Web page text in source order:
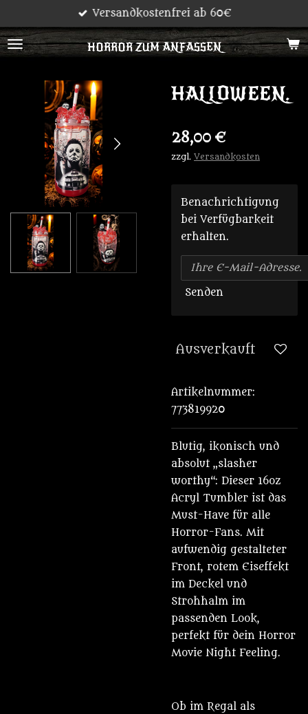
Hauptinhalt
springen
HORROR ZUM ANFASSEN
Versandkostenfrei ab 60€
HALLOWEEN.
28,00 €
zzgl. Versandkosten
Benachrichtigung
bei Verfügbarkeit
erhalten.
Senden
Ausverkauft
Artikelnummer:
773819920
Blutig, ikonisch und
absolut „slasher
worthy“: Dieser 16oz
Acryl Tumbler ist das
Must-Have für alle
Horror-Fans. Mit
aufwendig gestalteter
Front, rotem Eiseffekt
im Deckel und
Strohhalm im
passenden Look,
perfekt für dein Horror
Movie Night Feeling.
Ob im Regal als